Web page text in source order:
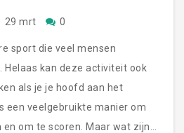
29 mrt 0
sport die veel mensen
kan deze activiteit ook
als je je hoofd aan het
een veelgebruikte manier om
en om te scoren. Maar wat zijn